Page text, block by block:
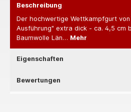
Beschreibung
Der hochwertige Wettkampfgurt von
Ausführung" extra dick - ca. 4,5 cm
Baumwolle Län… Mehr
Eigenschaften
Bewertungen